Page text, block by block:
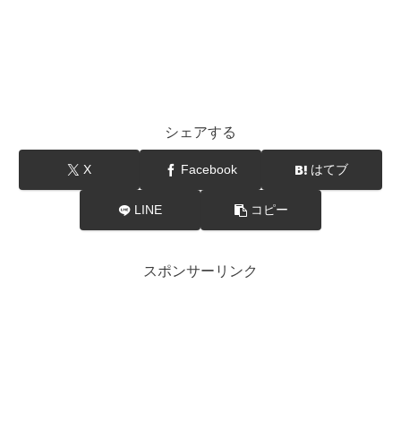
シェアする
X Facebook はてブ
LINE コピー
スポンサーリンク